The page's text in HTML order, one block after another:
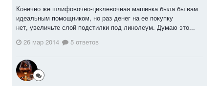
Конечно же шлифовочно-циклевочная машинка была бы вам
идеальным помощником, но раз денег на ее покупку
нет, увеличьте слой подстилки под линолеум. Думаю это...
26 мар 2014
5 ответов